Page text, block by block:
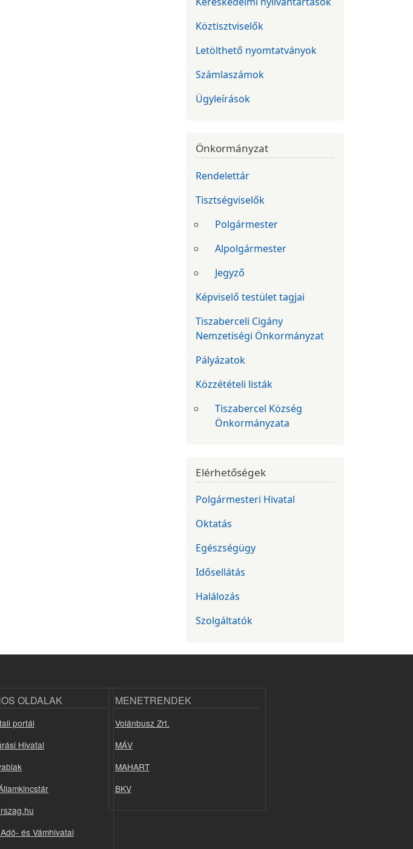
Köztisztviselők
Letölthető nyomtatványok
Számlaszámok
Ügyleírások
Önkormányzat
Rendelettár
Tisztségviselők
Polgármester
Alpolgármester
Jegyző
Képviselő testület tagjai
Tiszaberceli Cigány
Nemzetiségi Önkormányzat
Pályázatok
Közzétételi listák
Tiszabercel Község
Önkormányzata
Elérhetőségek
Polgármesteri Hivatal
Oktatás
Egészségügy
Idősellátás
Halálozás
Szolgáltatók
OLDALAK
portál
Hivatal
és Vámhivatal
MENETRENDEK
Volánbusz Zrt.
MÁV
MAHART
BKV